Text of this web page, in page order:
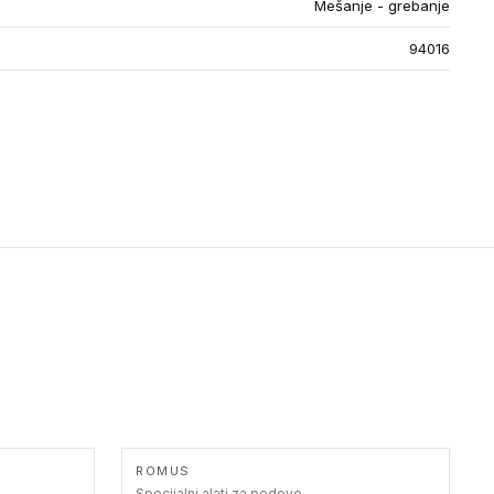
Mešanje - grebanje
94016
ROMUS